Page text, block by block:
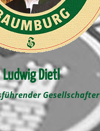
Ludwig Dietl
Gesellschafter